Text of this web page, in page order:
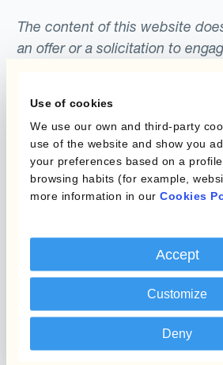
Use of cookies
We use our own and third-party
use of the website and show you
your preferences based on a
browsing habits (for example,
more information in our Cookies
Accept
Customize
Deny
The content of this website
an offer or a solicitation to
or simulated performances,
examples of potential
included for illustrative
gives no assurance that any
described are likely to happen,
potential returns illustrated can
Kantox does not provide any
or hedging recommendations.